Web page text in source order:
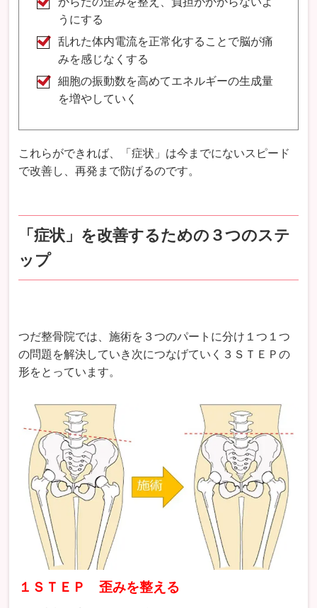
うにする
乱れた体内電流を正常化することで脳が痛
みを感じなくする
細胞の振動数を高めてエネルギーの生成量
を増やしていく
これらができれば、「症状」は今までにないスピード
で改善し、再発まで防げるのです。
「症状」を改善するための３つのステ
ップ
つだ整骨院では、施術を３つのパートに分け１つ１つ
の問題を解決していき次につなげていく３ＳＴＥＰの
形をとっています。
１ＳＴＥＰ 歪みを整える